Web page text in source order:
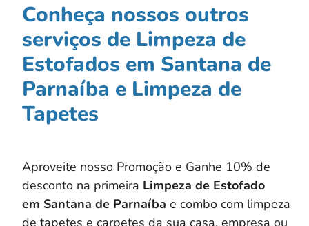
Conheça nossos outros
serviços de Limpeza de
Estofados em Santana de
Parnaíba e Limpeza de
Tapetes
Aproveite nosso Promoção e Ganhe 10% de
desconto na primeira Limpeza de Estofado
em Santana de Parnaíba e combo com limpeza
de tapetes e carpetes da sua casa, empresa ou